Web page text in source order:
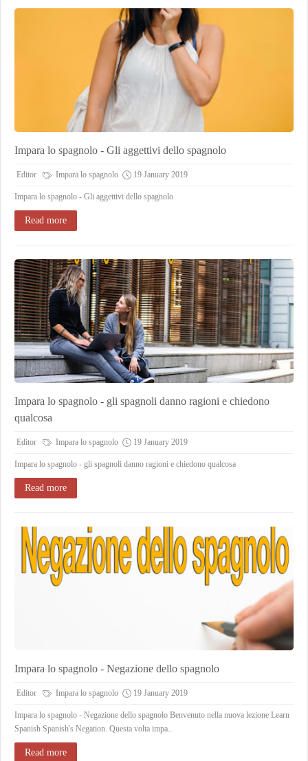
Impara lo spagnolo - Gli aggettivi dello spagnolo
Editor Impara lo spagnolo 19 January 2019
Impara lo spagnolo - Gli aggettivi dello spagnolo
Read more
Impara lo spagnolo - gli spagnoli danno ragioni e chiedono
qualcosa
Editor Impara lo spagnolo 19 January 2019
Impara lo spagnolo - gli spagnoli danno ragioni e chiedono qualcosa
Read more
Impara lo spagnolo - Negazione dello spagnolo
Editor Impara lo spagnolo 19 January 2019
Impara lo spagnolo - Negazione dello spagnolo Benvenuto nella nuova lezione Learn
Spanish Spanish's Negation. Questa volta impa...
Read more